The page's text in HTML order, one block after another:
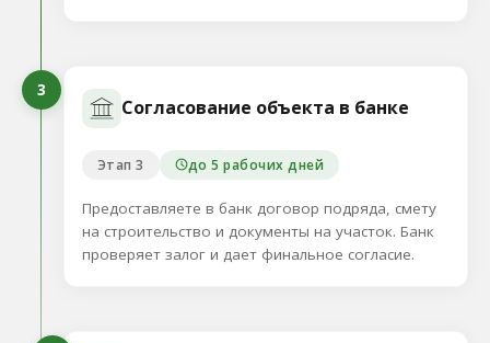
3
Согласование объекта в банке
Этап 3 до 5 рабочих дней
Предоставляете в банк договор подряда, смету
на строительство и документы на участок. Банк
проверяет залог и дает финальное согласие.